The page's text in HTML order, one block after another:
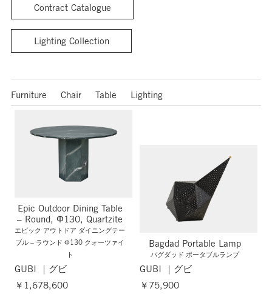
Contract Catalogue
Lighting Collection
Furniture Chair Table Lighting
Epic Outdoor Dining Table
– Round, Φ130, Quartzite
エピック アウトドア ダイニングテー
ブル – ラウンド Φ130 クォーツァイ
ト
GUBI ｜グビ
￥1,678,600
Bagdad Portable Lamp
バグダッド ポータブルランプ
GUBI ｜グビ
￥75,900